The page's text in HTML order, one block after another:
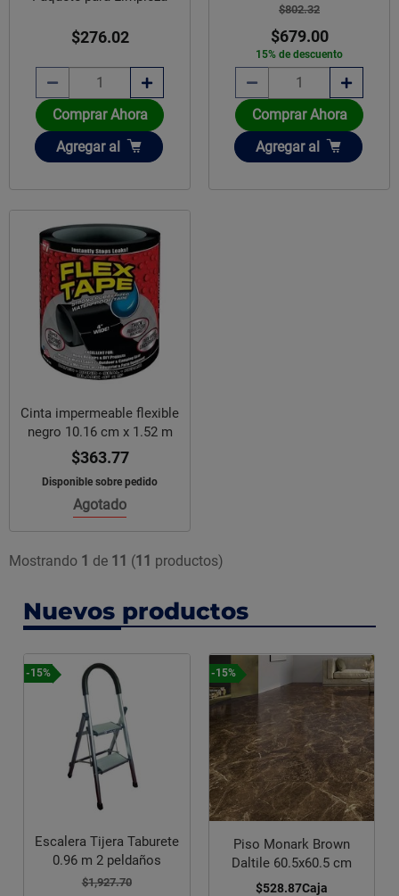
$276.02
Comprar Ahora
Añadir
Agregar al
$802.32
$679.00
15% de descuento
Comprar Ahora
Añadir
Agregar al
Cinta impermeable flexible
negro 10.16 cm x 1.52 m
$363.77
Disponible sobre pedido
Agotado
Mostrando 1 de 11 (11 productos)
Nuevos productos
-15%
Escalera Tijera Taburete
0.96 m 2 peldaños
$1,927.70
-15%
Piso Monark Brown
Daltile 60.5x60.5 cm
$528.87Caja